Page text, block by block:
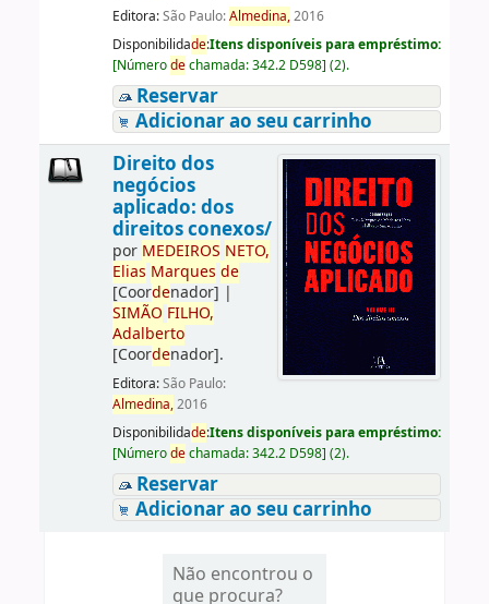
Editora:São Paulo:Almedina,2016
Disponibilidade:Itens disponíveis para empréstimo:
[Númerodechamada:342.2 D598] (2).
Reservar
Adicionar ao seu carrinho
Direito dos
negócios
aplicado: dos
direitos conexos/
por MEDEIROS NETO,
Elias Marques de
[Coordenador] |
SIMÃO FILHO,
Adalberto
[Coordenador].
Editora:São Paulo:
Almedina,2016
Disponibilidade:Itens disponíveis para empréstimo:
[Númerodechamada:342.2 D598] (2).
Reservar
Adicionar ao seu carrinho
Não encontrou o
que procura?